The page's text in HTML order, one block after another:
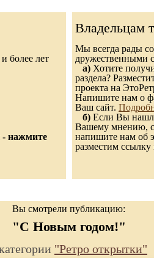
более лет
- нажмите
Владельцам
Мы всегда рады
дружественными
а) Хотите
раздела?
проекта на
Напишите нам о
Ваш сайт.
б) Если Вы
Вашему мнению, с
напишите нам об
разместим ссылку
Вы смотрели публикацию:
"С Новым годом!"
"Ретро открытки"